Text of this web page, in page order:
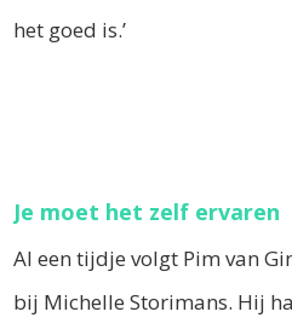
het goed is.’
Je moet het zelf ervaren
Al een tijdje volgt Pim van
bij Michelle Storimans. Hij